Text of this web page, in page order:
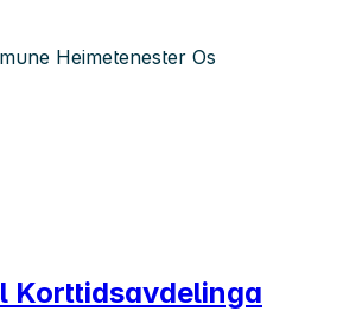
Heimetenester Os
Korttidsavdelinga